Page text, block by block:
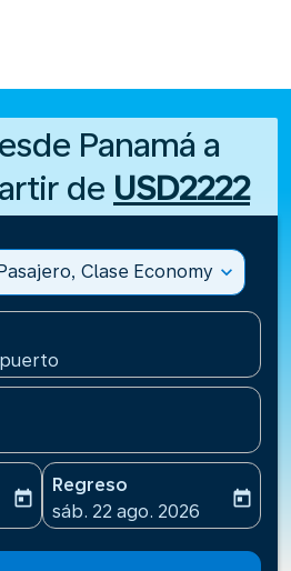
Panamá a
de USD2222
Clase Economy expand_more
date-aria-label
today
Regreso
fc-booking-return-date-
sáb. 22 ago. 2026
today